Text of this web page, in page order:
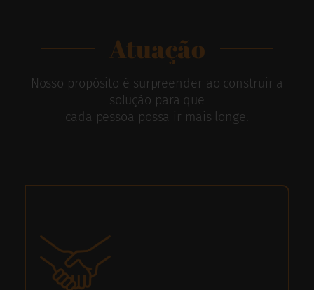
Atuação
Nosso propósito é surpreender ao construir a
solução para que
cada pessoa possa ir mais longe.